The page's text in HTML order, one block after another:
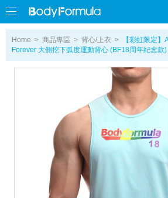
Home > 商品專區 > 背心/上衣 >
【彩虹限定
Forever 大側挖下弧度運動背心 (BF18周年紀念款)